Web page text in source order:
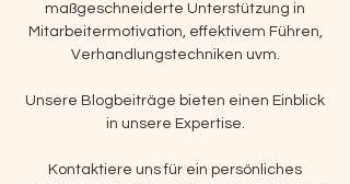
maßgeschneiderte Unterstützung in
Mitarbeitermotivation, effektivem Führen,
Verhandlungstechniken uvm.
Unsere Blogbeiträge bieten einen Einblick
in unsere Expertise.
Kontaktiere uns für ein persönliches